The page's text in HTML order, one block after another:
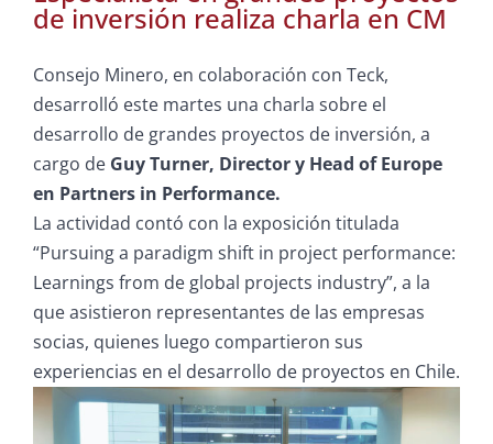
de inversión realiza charla en CM
Consejo Minero, en colaboración con Teck,
desarrolló este martes una charla sobre el
desarrollo de grandes proyectos de inversión, a
cargo de Guy Turner, Director y Head of Europe
en Partners in Performance.
La actividad contó con la exposición titulada
“Pursuing a paradigm shift in project performance:
Learnings from de global projects industry”, a la
que asistieron representantes de las empresas
socias, quienes luego compartieron sus
experiencias en el desarrollo de proyectos en Chile.